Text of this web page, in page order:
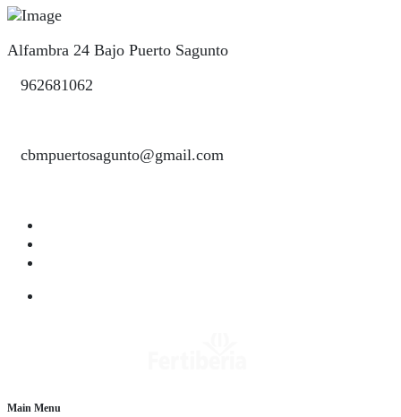
Alfambra 24 Bajo Puerto Sagunto
962681062
cbmpuertosagunto@gmail.com
Main Menu